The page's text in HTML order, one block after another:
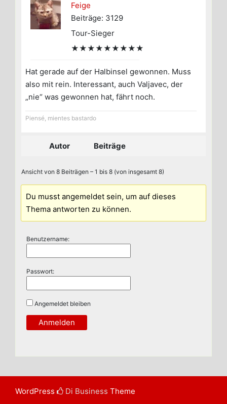
Feige
Beiträge: 3129
Tour-Sieger
★★★★★★★★★
Hat gerade auf der Halbinsel gewonnen. Muss
also mit rein. Interessant, auch Valjavec, der
„nie“ was gewonnen hat, fährt noch.
Piensé, mientes bastardo
Autor Beiträge
Ansicht von 8 Beiträgen – 1 bis 8 (von insgesamt 8)
Du musst angemeldet sein, um auf dieses
Thema antworten zu können.
Benutzername:
Passwort:
Angemeldet bleiben
Anmelden
WordPress Di Business Theme